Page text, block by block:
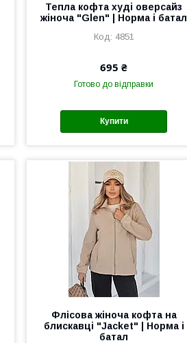
Тепла кофта худі оверсайз
жіноча "Glen" | Норма і батал
4851
695 ₴
Готово до відправки
Купити
Флісова жіноча кофта на
блискавці "Jacket" | Норма і
батал